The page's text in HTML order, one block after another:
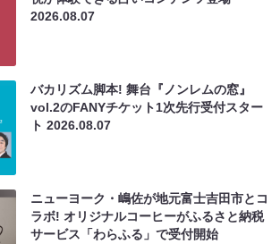
2026.08.07
バカリズム脚本! 舞台『ノンレムの窓』
vol.2のFANYチケット1次先行受付スター
ト2026.08.07
ニューヨーク・嶋佐が地元富士吉田市とコ
ラボ! オリジナルコーヒーがふるさと納税
サービス「わらふる」で受付開始